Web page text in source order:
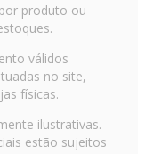
produto ou
válidos
no site,
físicas.
ilustrativas.
estão sujeitos